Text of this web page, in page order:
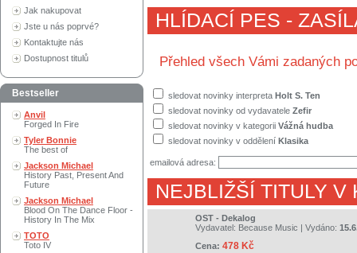
Jak nakupovat
Jste u nás poprvé?
Kontaktujte nás
Dostupnost titulů
Bestseller
Anvil
Forged In Fire
Tyler Bonnie
The best of
Jackson Michael
History Past, Present And
Future
Jackson Michael
Blood On The Dance Floor -
History In The Mix
TOTO
Toto IV
HLÍDACÍ PES -
Přehled všech Vámi zadaných
sledovat novinky interpreta Holt S. Ten
sledovat novinky od vydavatele Zefir
sledovat novinky v kategorii Vážná hudba
sledovat novinky v oddělení Klasika
emailová adresa:
NEJBLIŽŠÍ TITULY V
OST - Dekalog
Vydavatel: Because Music | Vydáno:
Cena: 478 Kč